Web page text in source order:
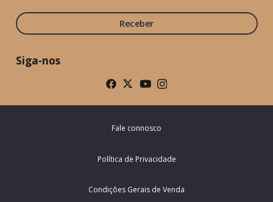
Receber
Siga-nos
Fale connosco
Política de Privacidade
Condições Gerais de Venda